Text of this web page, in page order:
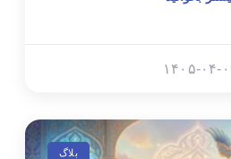
۰۴-۰۹
بلاگ